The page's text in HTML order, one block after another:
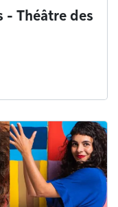
- Théâtre des